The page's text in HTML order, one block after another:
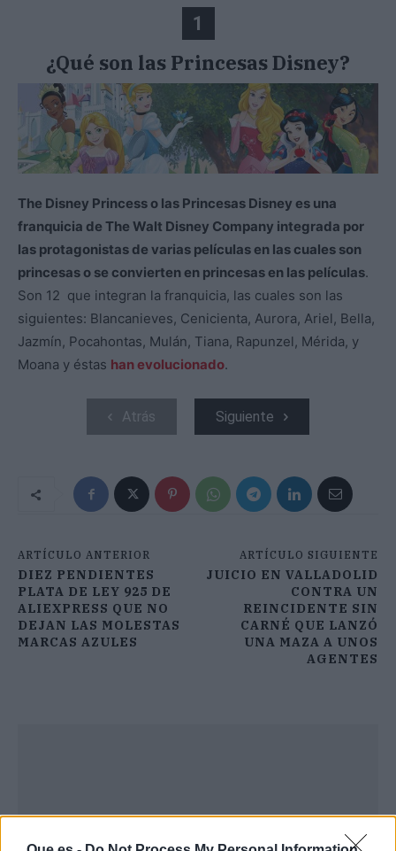
1
¿Qué son las Princesas Disney?
The Disney Princess o las Princesas Disney​ es una
franquicia de The Walt Disney Company integrada por
las protagonistas de varias películas en las cuales son
princesas o se convierten en princesas en las películas.
Son 12 que integran la franquicia, las cuales son las
siguientes: Blancanieves, Cenicienta, Aurora, Ariel, Bella,
Jazmín, Pocahontas, Mulán, Tiana, Rapunzel, Mérida, y
Moana y éstas han evolucionado.
Atrás Siguiente
ARTÍCULO ANTERIOR
DIEZ PENDIENTES
PLATA DE LEY 925 DE
ALIEXPRESS QUE NO
DEJAN LAS MOLESTAS
MARCAS AZULES
ARTÍCULO SIGUIENTE
JUICIO EN VALLADOLID
CONTRA UN
REINCIDENTE SIN
CARNÉ QUE LANZÓ
UNA MAZA A UNOS
AGENTES